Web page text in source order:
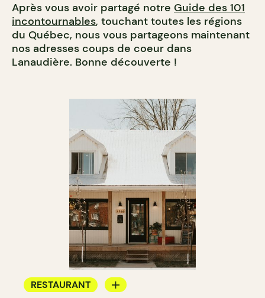
Après vous avoir partagé notre Guide des 101
incontournables, touchant toutes les régions
du Québec, nous vous partageons maintenant
nos adresses coups de coeur dans
Lanaudière. Bonne découverte !
RESTAURANT